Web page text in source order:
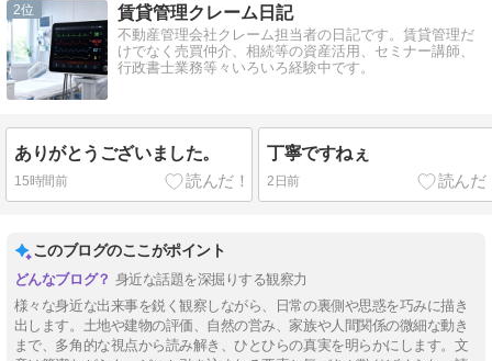
2 賃貸管理クレーム日記
不動産管理会社クレーム担当者の日記です。賃貸管理だ
けでなく売買仲介、相続等の資産活用、セミナー講師、
行政書士業務等々いろいろ経験中です。
ありがとうございました。
15時間前
丁寧ですねぇ
2日前
このブログのここがポイント
身近な話題を深掘りする観察力
様々な身近な出来事を鋭く観察しながら、日常の裏側や思惑を巧みに描き
出します。土地や建物の評価、自然の営み、家族や人間関係の微細な動き
まで、多角的な視点から読み解き、ひとひらの真実を明らかにします。文